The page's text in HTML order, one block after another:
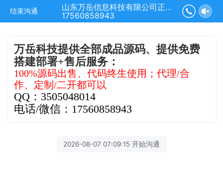
结束沟通
山东万岳信息科技有限公司正在为您服务
17560858943
万岳科技提供全部成品源码、提供免费
搭建部署+售后服务：
100%源码出售、代码终生使用；代理/合
作、定制/二开都可以
QQ：3505048014
电话/微信：17560858943
2026-08-07 07:09:15 开始沟通